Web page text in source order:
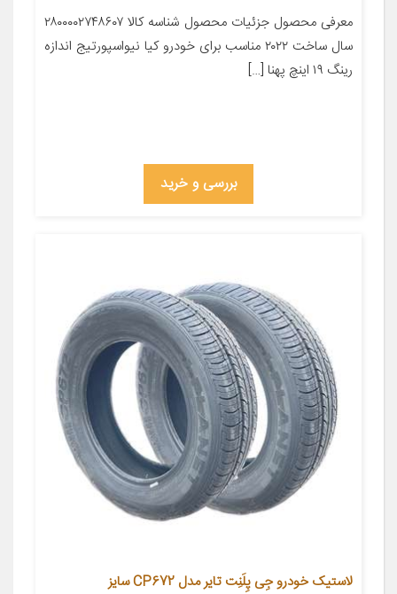
معرفی محصول جزئیات محصول شناسه کالا ۲۸۰۰۰۰۲۷۴۸۶۰۷
سال ساخت ۲۰۲۲ مناسب برای خودرو کیا نیواسپورتیج اندازه
رینگ ۱۹ اینچ پهنا […]
بررسی و خرید
لاستیک خودرو جِی‌ پِلَنِت تایر مدل CP672 سایز